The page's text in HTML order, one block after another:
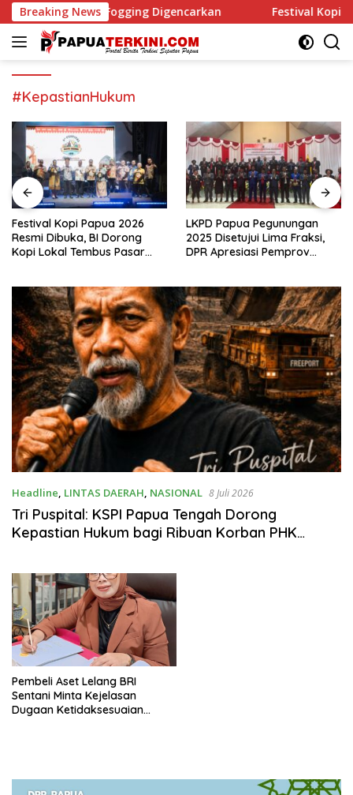
Langsung
ke
konten
Breaking News
Fogging Digencarkan Festival Kopi Papua 2026
#KepastianHukum
Festival Kopi Papua 2026
Resmi Dibuka, BI Dorong
Kopi Lokal Tembus Pasar
LKPD Papua Pegunungan
2025 Disetujui Lima Fraksi,
DPR Apresiasi Pemprov
Headline, LINTAS DAERAH, NASIONAL 8 Juli 2026
Tri Puspital: KSPI Papua Tengah Dorong
Kepastian Hukum bagi Ribuan Korban PHK
Pembeli Aset Lelang BRI
Sentani Minta Kejelasan
Dugaan Ketidaksesuaian